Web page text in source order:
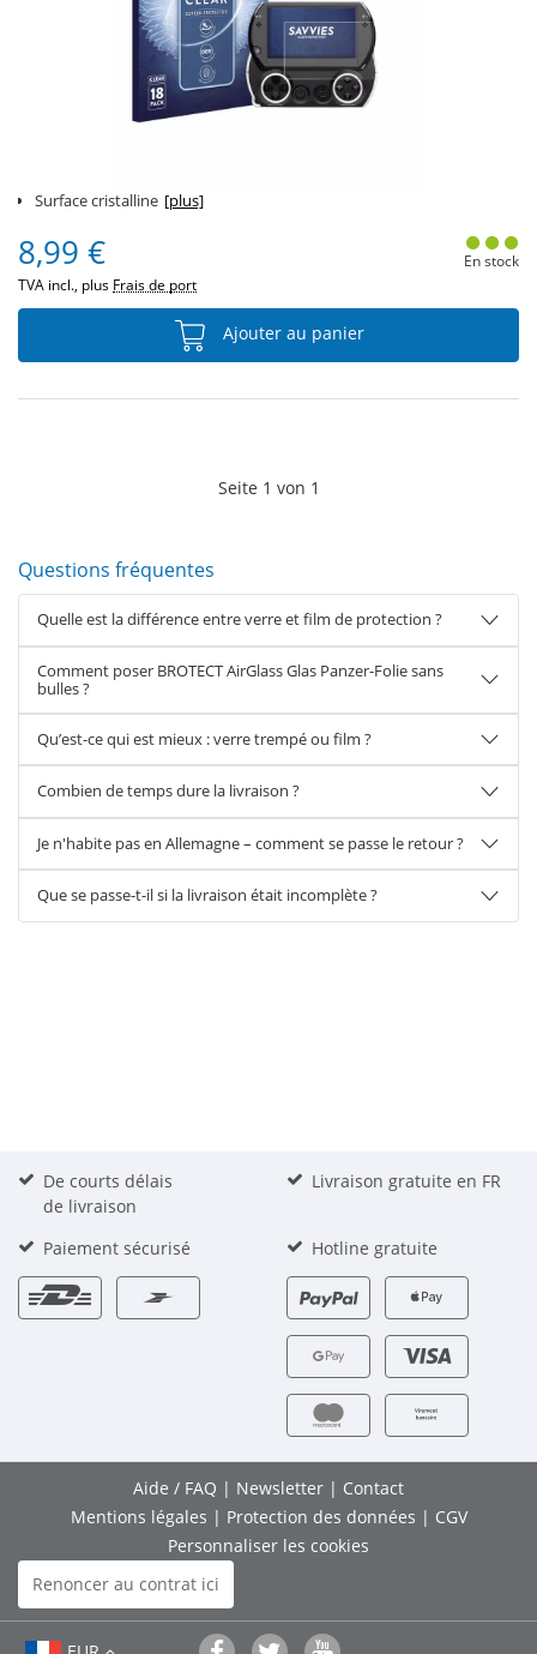
Surface cristalline [plus]
8,99 €
TVA incl., plus Frais de port
En stock
Ajouter au panier
Seite 1 von 1
Questions fréquentes
Quelle est la différence entre verre et film de protection ?
Comment poser BROTECT AirGlass Glas Panzer-Folie sans
bulles ?
Qu’est-ce qui est mieux : verre trempé ou film ?
Combien de temps dure la livraison ?
Je n'habite pas en Allemagne – comment se passe le retour ?
Que se passe-t-il si la livraison était incomplète ?
De courts délais
de livraison
Livraison gratuite en FR
Paiement sécurisé Hotline gratuite
Aide / FAQ | Newsletter | Contact
Mentions légales | Protection des données | CGV
Personnaliser les cookies
Renoncer au contrat ici